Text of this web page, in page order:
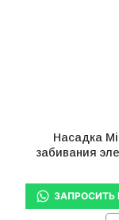
Насадка
забивания